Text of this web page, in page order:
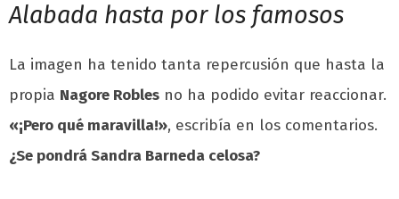
Alabada hasta por los famosos
La imagen ha tenido tanta repercusión que hasta la
propia Nagore Robles no ha podido evitar reaccionar.
«¡Pero qué maravilla!», escribía en los comentarios.
¿Se pondrá Sandra Barneda celosa?